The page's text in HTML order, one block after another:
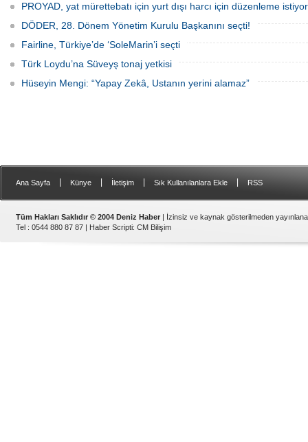
PROYAD, yat mürettebatı için yurt dışı harcı için düzenleme istiyor
DÖDER, 28. Dönem Yönetim Kurulu Başkanını seçti!
Fairline, Türkiye’de ‘SoleMarin’i seçti
Türk Loydu’na Süveyş tonaj yetkisi
Hüseyin Mengi: “Yapay Zekâ, Ustanın yerini alamaz”
Ana Sayfa Künye İletişim Sık Kullanılanlara Ekle RSS
Tüm Hakları Saklıdır © 2004 Deniz Haber | İzinsiz ve kaynak gösterilmeden
Tel : 0544 880 87 87 | Haber Scripti: CM Bilişim